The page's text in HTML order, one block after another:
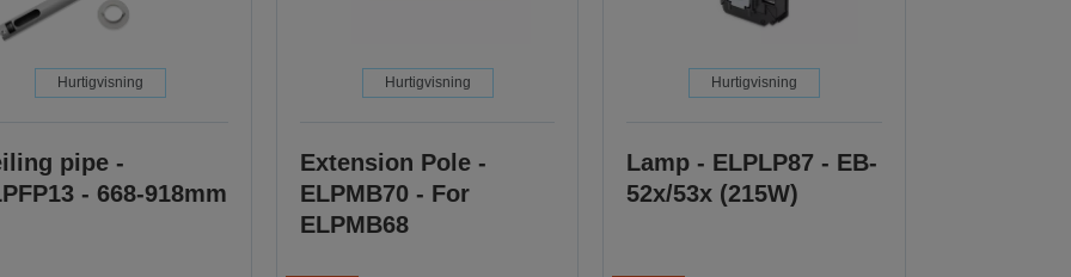
Hurtigvisning
pipe -
- 668-918mm
Hurtigvisning
Extension Pole -
ELPMB70 - For
ELPMB68
Hurtigvisning
Lamp - ELPLP87 - EB-
52x/53x (215W)